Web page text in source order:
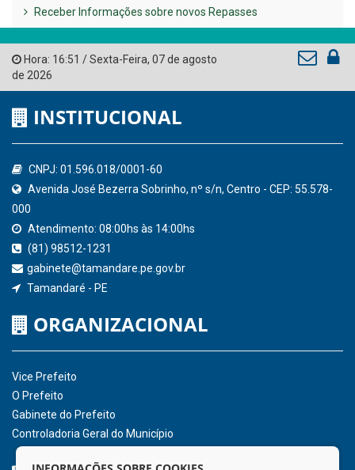
Governo de Pernambuco
Tribunal de Contas do Estado de Pernambuco
Ministério Público do Estado de Pernambuco
Controladoria-Geral da União
Confederação Nacional de Municípios - CNM
QEdu
Consultar Convênios
Receber Informações sobre novos Repasses
Hora:16:51/ Sexta-Feira,07 de agosto
de 2026
INSTITUCIONAL
CNPJ: 01.596.018/0001-60